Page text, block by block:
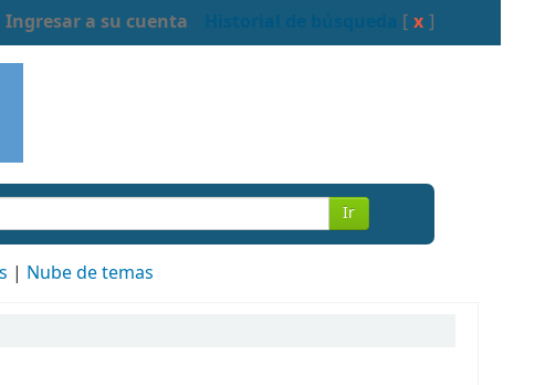
Ingresar a su cuenta [ x ]
Ir
Nube de temas